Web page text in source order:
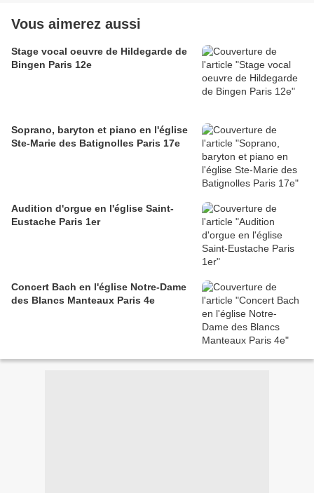
Vous aimerez aussi
Stage vocal oeuvre de Hildegarde de
Bingen Paris 12e
Soprano, baryton et piano en l'église
Ste-Marie des Batignolles Paris 17e
Audition d'orgue en l'église Saint-
Eustache Paris 1er
Concert Bach en l'église Notre-Dame
des Blancs Manteaux Paris 4e